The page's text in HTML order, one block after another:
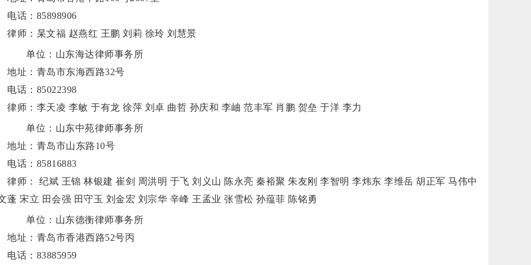
话：85898906
师：杲文福 赵燕红 王鹏 刘莉 徐玲 刘慧景
单位：山东海达律师事务所
址：青岛市东海西路32号
话：85022398
师：李天凌 李敏 于有龙 徐萍 刘卓 曲哲 孙庆和 李岫 范丰军 肖鹏 贺垒 于洋 李力
单位：山东中苑律师事务所
址：青岛市山东路10号
话：85816883
师： 纪斌 王锦 林银建 崔剑 周洪明 于飞 刘义山 陈永亮 秦裕聚 朱友刚 李智明 李炜东 李维岳 胡正军 马伟中
蓬 宋立 田会强 田守玉 刘金宏 刘宗华 辛峰 王孟业 张雪松 孙蕴菲 陈铭勇
单位：山东德衡律师事务所
址：青岛市香港西路52号丙
话：83885959